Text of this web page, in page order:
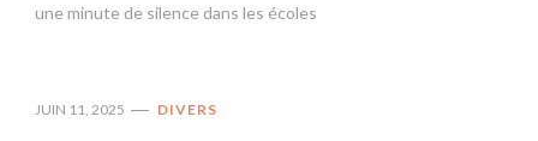
une minute de silence dans les écoles
JUIN 11, 2025 DIVERS